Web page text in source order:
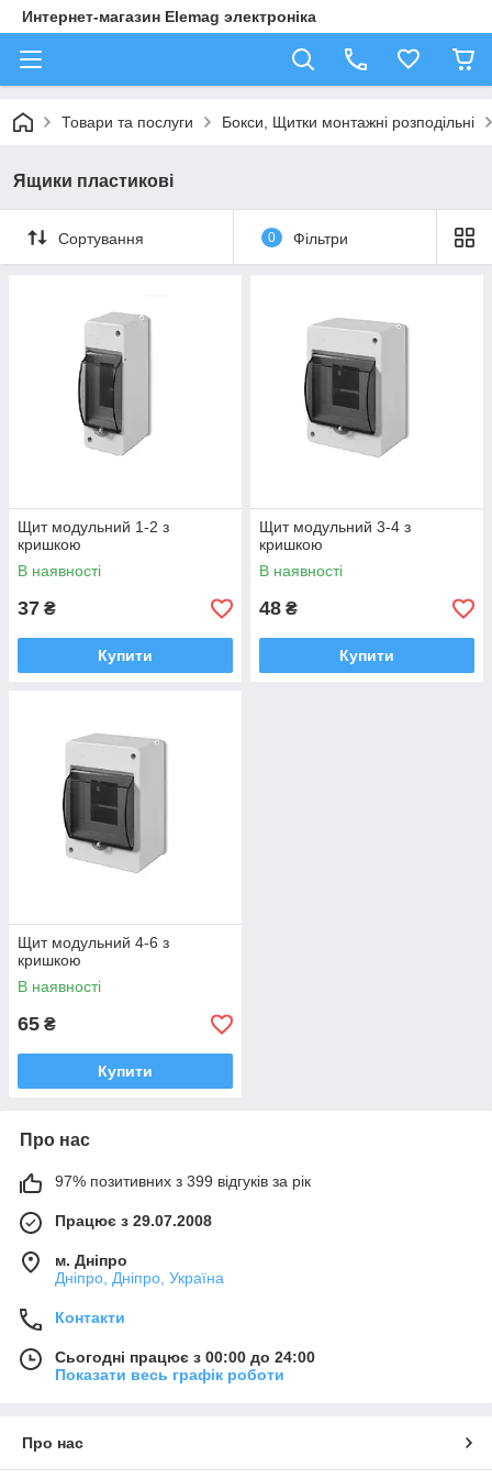
Интернет-магазин Elemag электроніка
Товари та послуги Бокси, Щитки монтажні розподільні
Ящики пластикові
Сортування 0 Фільтри
Щит модульний 1-2 з
кришкою
В наявності
37 ₴
Купити
Щит модульний 3-4 з
кришкою
В наявності
48 ₴
Купити
Щит модульний 4-6 з
кришкою
В наявності
65 ₴
Купити
Про нас
97% позитивних з 399 відгуків за рік
Працює з 29.07.2008
м. Дніпро
Дніпро, Дніпро, Україна
Контакти
Сьогодні працює з 00:00 до 24:00
Показати весь графік роботи
Про нас